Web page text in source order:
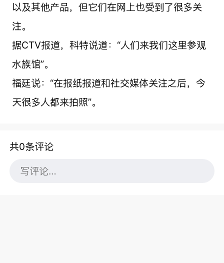
以及其他产品，但它们在网上也受到了很多关
注。
据CTV报道，科特说道：“人们来我们这里参观
水族馆”。
福廷说：“在报纸报道和社交媒体关注之后，今
天很多人都来拍照”。
共0条评论